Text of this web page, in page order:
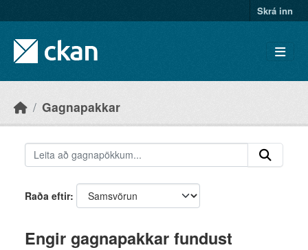
Skrá inn
Gagnapakkar
Raða eftir
Engir gagnapakkar fundust